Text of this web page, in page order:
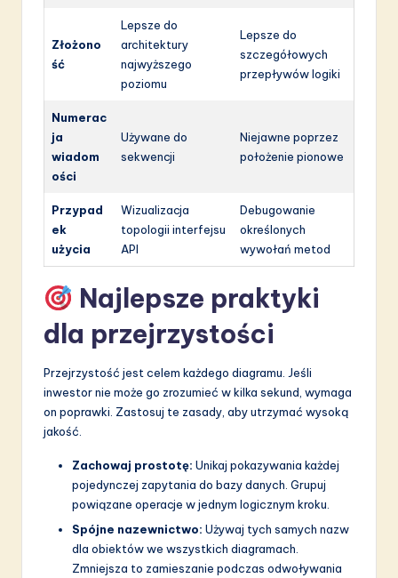
Złożono
ść
Lepsze do
architektury
najwyższego
poziomu
Lepsze do
szczegółowych
przepływów logiki
Numerac
ja
wiadom
ości
Używane do
sekwencji
Niejawne poprzez
położenie pionowe
Przypad
ek
użycia
Wizualizacja
topologii interfejsu
API
Debugowanie
określonych
wywołań metod
Najlepsze praktyki
dla przejrzystości
Przejrzystość jest celem każdego diagramu. Jeśli
inwestor nie może go zrozumieć w kilka sekund, wymaga
on poprawki. Zastosuj te zasady, aby utrzymać wysoką
jakość.
Zachowaj prostotę: Unikaj pokazywania każdej
pojedynczej zapytania do bazy danych. Grupuj
powiązane operacje w jednym logicznym kroku.
Spójne nazewnictwo: Używaj tych samych nazw
dla obiektów we wszystkich diagramach.
Zmniejsza to zamieszanie podczas odwoływania